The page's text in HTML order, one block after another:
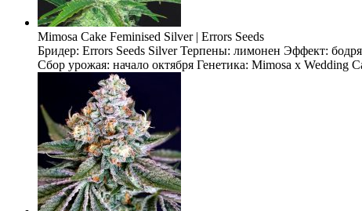
Mimosa Cake Feminised Silver | Errors Seeds
Бридер: Errors Seeds Silver Терпены: лимонен Эффект:
Сбор урожая: начало октября Генетика: Mimosa x Wedding